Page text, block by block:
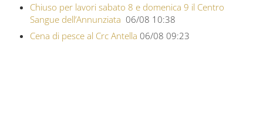
Chiuso per lavori sabato 8 e domenica 9 il Centro
Sangue dell’Annunziata 06/08 10:38
Cena di pesce al Crc Antella 06/08 09:23